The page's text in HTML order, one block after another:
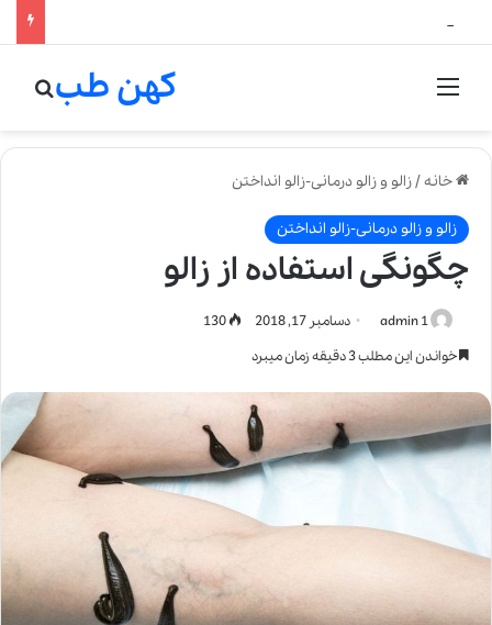
منو کهن طب
خانه/زالو و زالو درمانی-زالو انداختن
زالو و زالو درمانی-زالو انداختن
چگونگی استفاده از زالو
admin 1 دسامبر 17, 2018
خواندن این مطلب 3 دقیقه زمان میبرد